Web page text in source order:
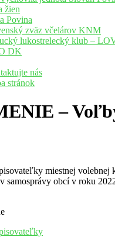
žien
Povina
zväz včelárov KNM
lukostrelecký klub –
DK
nás
stránok
–
miestnej volebnej
samosprávy obcí v roku